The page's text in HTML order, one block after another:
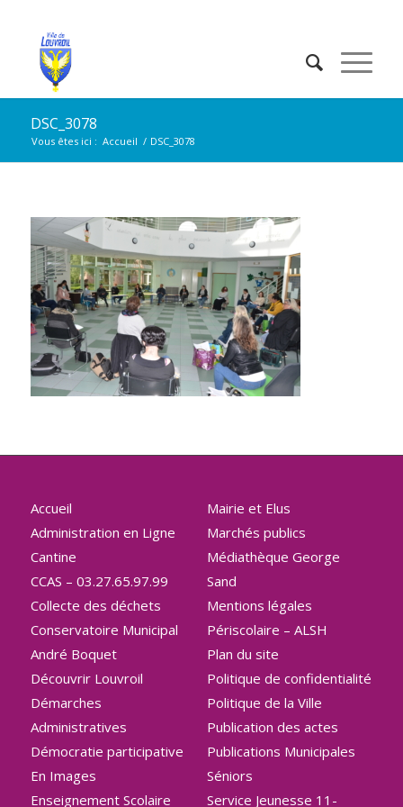
DSC_3078
Vous êtes ici : Accueil / DSC_3078
Accueil
Administration en Ligne
Cantine
CCAS – 03.27.65.97.99
Collecte des déchets
Conservatoire Municipal
André Boquet
Découvrir Louvroil
Démarches
Administratives
Démocratie participative
En Images
Enseignement Scolaire
Mairie et Elus
Marchés publics
Médiathèque George
Sand
Mentions légales
Périscolaire – ALSH
Plan du site
Politique de confidentialité
Politique de la Ville
Publication des actes
Publications Municipales
Séniors
Service Jeunesse 11-